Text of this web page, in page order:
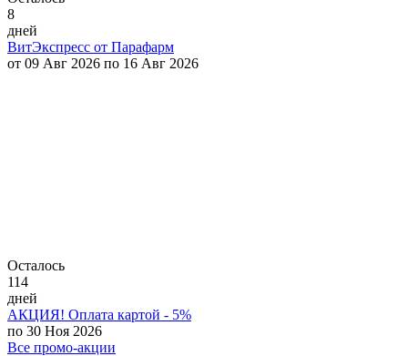
8
дней
ВитЭкспресс от Парафарм
от 09 Авг 2026 по 16 Авг 2026
Осталось
114
дней
АКЦИЯ! Оплата картой - 5%
по 30 Ноя 2026
Все промо-акции